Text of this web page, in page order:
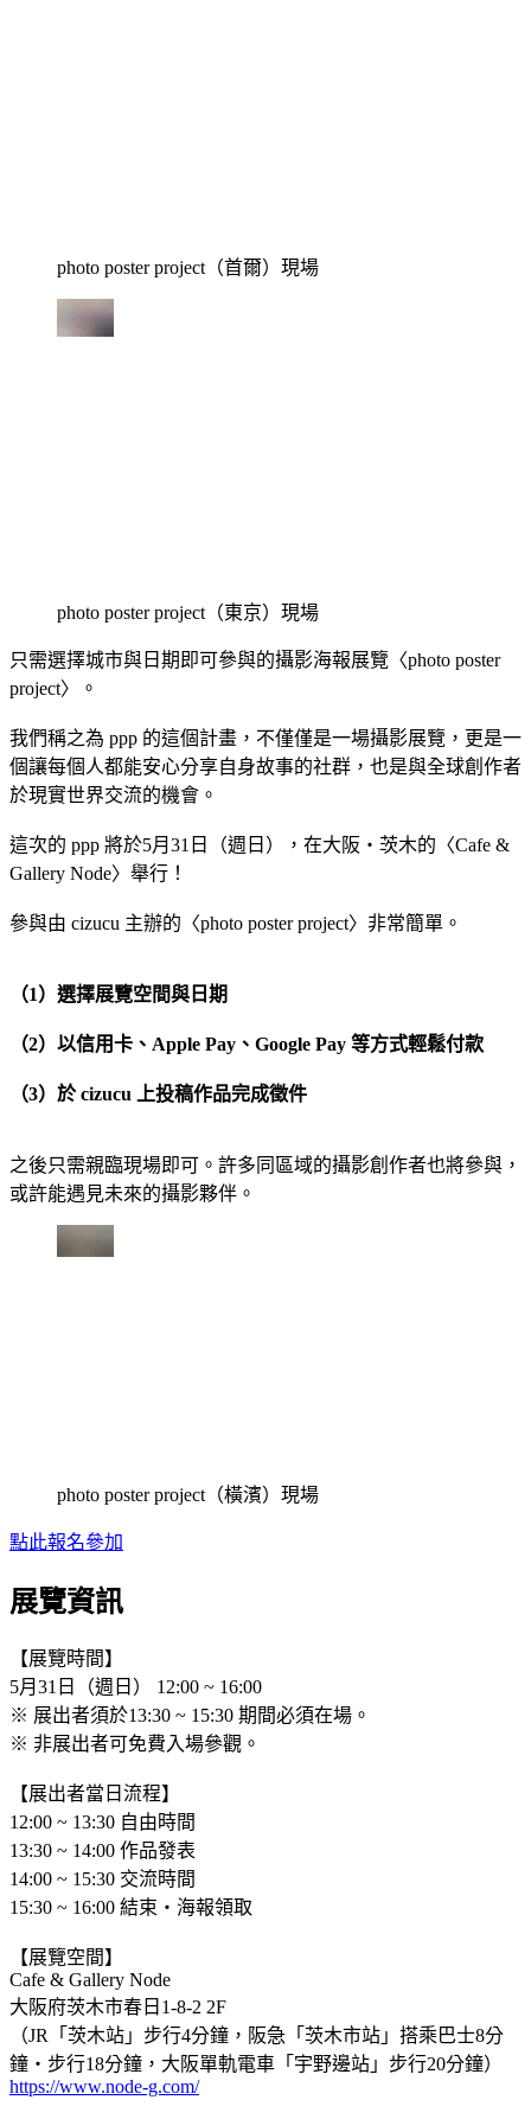
photo poster project（首爾）現場
photo poster project（東京）現場
只需選擇城市與日期即可參與的攝影海報展覽〈photo poster
project〉。
我們稱之為 ppp 的這個計畫，不僅僅是一場攝影展覽，更是一
個讓每個人都能安心分享自身故事的社群，也是與全球創作者
於現實世界交流的機會。
這次的 ppp 將於5月31日（週日），在大阪・茨木的〈Cafe &
Gallery Node〉舉行！
參與由 cizucu 主辦的〈photo poster project〉非常簡單。
（1）選擇展覽空間與日期
（2）以信用卡、Apple Pay、Google Pay 等方式輕鬆付款
（3）於 cizucu 上投稿作品完成徵件
之後只需親臨現場即可。許多同區域的攝影創作者也將參與，
或許能遇見未來的攝影夥伴。
photo poster project（橫濱）現場
點此報名參加
展覽資訊
【展覽時間】
5月31日（週日） 12:00 ~ 16:00
※ 展出者須於13:30 ~ 15:30 期間必須在場。
※ 非展出者可免費入場參觀。
【展出者當日流程】
12:00 ~ 13:30 自由時間
13:30 ~ 14:00 作品發表
14:00 ~ 15:30 交流時間
15:30 ~ 16:00 結束・海報領取
【展覽空間】
Cafe & Gallery Node
大阪府茨木市春日1-8-2 2F
（JR「茨木站」步行4分鐘，阪急「茨木市站」搭乘巴士8分
鐘・步行18分鐘，大阪單軌電車「宇野邊站」步行20分鐘）
https://www.node-g.com/